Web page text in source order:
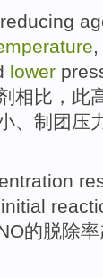
reducing
,
lower
相比，此
、制团 压
initial
的脱除率